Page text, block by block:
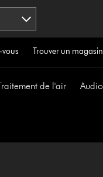
vous Trouver un magasin
de l'air Audio